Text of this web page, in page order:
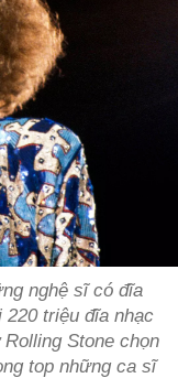
nghệ sĩ có đĩa
triệu đĩa nhạc
Stone chọn
top những ca sĩ